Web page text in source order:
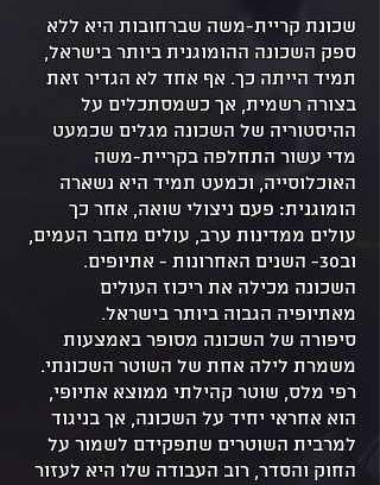
שכונת קריית-משה שברחובות היא ללא
ספק השכונה ההומוגנית ביותר בישראל,
תמיד הייתה כך. אף אחד לא הגדיר זאת
בצורה רשמית, אך כשמסתכלים על
ההיסטוריה של השכונה מגלים שכמעט
מדי עשור התחלפה בקריית-משה
האוכלוסייה, וכמעט תמיד היא נשארה
הומוגנית: פעם ניצולי שואה, אחר כך
עולים ממדינות ערב, עולים מחבר העמים,
וב30- השנים האחרונות - אתיופים.
השכונה מכילה את ריכוז העולים
מאתיופיה הגבוה ביותר בישראל.
סיפורה של השכונה מסופר באמצעות
משמרת לילה אחת של השוטר השכונתי.
רפי מלס, שוטר קהילתי ממוצא אתיופי,
הוא אחראי יחיד על השכונה, אך בניגוד
למרבית השוטרים שתפקידם לשמור על
החוק והסדר, רוב העבודה שלו היא לעזור